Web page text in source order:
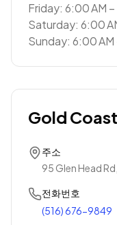
Friday: 6:00 AM –
Saturday: 6:00
Sunday: 6:00 AM
Gold
주소
95 Glen Head
전화번호
(516) 676-9849